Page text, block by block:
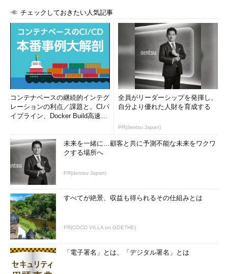
りやすくなります（画面3 ）。
しています）
指定したプロセスの先祖を表示する
「pstree プロセスID
共に表示されます。例えば、現在使用しているシェルのIDが
「2414」だった場合、「pstree 2414」と実行すれば、bashと
pstreeが表示されることになります。なお、プロセスIDは
ンドで調べることができます（
チェックしておきたい人気記事
コンテナベースの継続的インテグ
レーションの利点／課題と、CIパ
イプライン、Docker Build高速化
全員がリーダーシップを発揮し、
自分より優れた人財を育成する
PR(dentsu Japan)
未来を一緒に…顧客と共に予測不能な未来をワクワ
クする場所へ
PR(dentsu Japan)
すべてが絶景、収益も得られるその仕組みとは
PR(COCO VILLA on GOETHE)
「電子署名」とは、「デジタル署名」とは